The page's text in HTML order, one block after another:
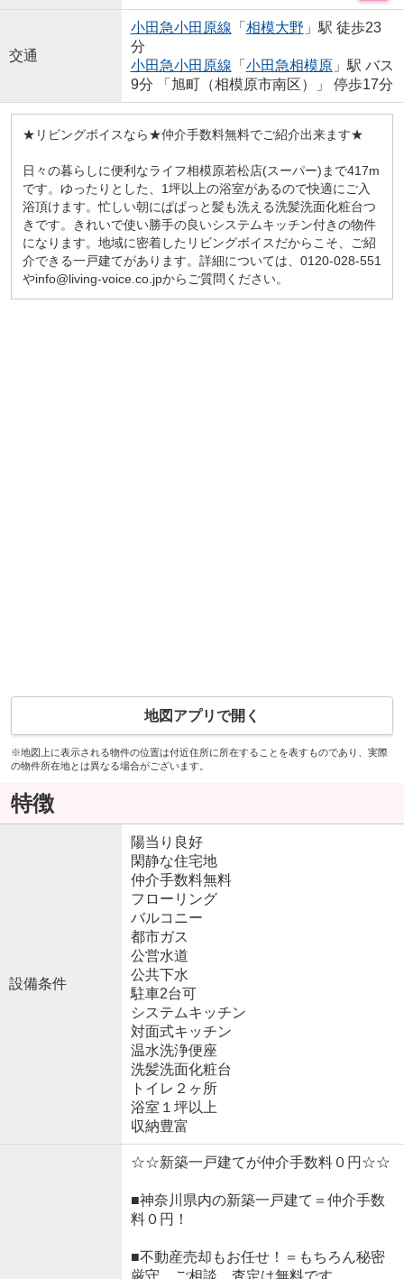
交通
小田急小田原線 「 相模大野 」駅 徒歩23
分
小田急小田原線 「 小田急相模原」駅 バス
9分 「旭町（相模原市南区）」 停歩17分
★リビングボイスなら★仲介手数料無料でご紹介出来ます★
日々の暮らしに便利なライフ相模原若松店(スーパー)まで417m
です。ゆったりとした、1坪以上の浴室があるので快適にご入
浴頂けます。忙しい朝にぱぱっと髪も洗える洗髪洗面化粧台つ
きです。きれいで使い勝手の良いシステムキッチン付きの物件
になります。地域に密着したリビングボイスだからこそ、ご紹
介できる一戸建てがあります。詳細については、0120-028-551
やinfo@living-voice.co.jpからご質問ください。
地図アプリで開く
※地図上に表示される物件の位置は付近住所に所在することを表すものであり、実際
の物件所在地とは異なる場合がございます。
特徴
設備条件
陽当り良好
閑静な住宅地
仲介手数料無料
フローリング
バルコニー
都市ガス
公営水道
公共下水
駐車2台可
システムキッチン
対面式キッチン
温水洗浄便座
洗髪洗面化粧台
トイレ２ヶ所
浴室１坪以上
収納豊富
☆☆新築一戸建てが仲介手数料０円☆☆
■神奈川県内の新築一戸建て＝仲介手数
料０円！
■不動産売却もお任せ！＝もちろん秘密
厳守。ご相談、査定は無料です。